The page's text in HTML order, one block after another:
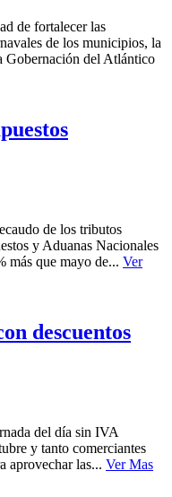
de fortalecer las
de los municipios, la
Gobernación del Atlántico
de los tributos
y Aduanas Nacionales
que mayo de... Ver
descuentos
del día sin IVA
y tanto comerciantes
aprovechar las... Ver Mas